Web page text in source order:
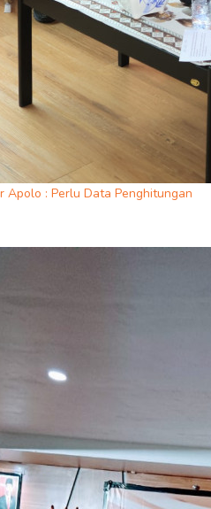
Apolo : Perlu Data Penghitungan